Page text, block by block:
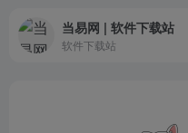
当易网 | 软件下载站
软件下载站